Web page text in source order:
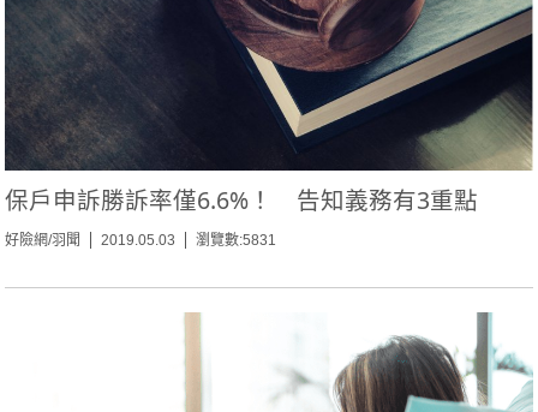
保戶申訴勝訴率僅6.6%！ 告知義務有3重點
好險網/羽聞 2019.05.03 瀏覽數:5831